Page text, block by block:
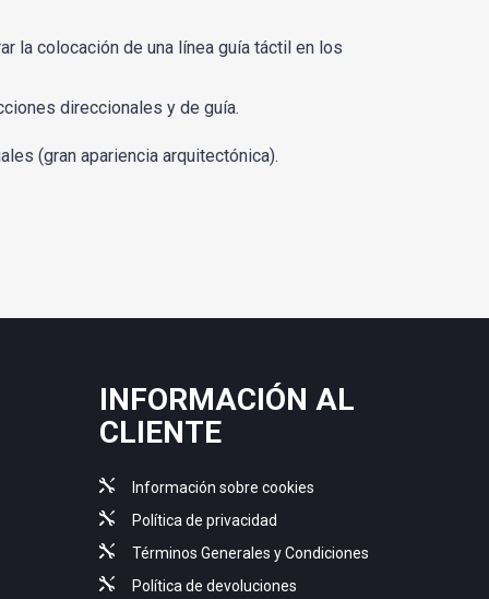
la colocación de una línea guía táctil en los
direccionales y de guía.
(gran apariencia arquitectónica).
INFORMACIÓN AL
CLIENTE
Información sobre cookies
Política de privacidad
Términos Generales y Condiciones
Política de devoluciones